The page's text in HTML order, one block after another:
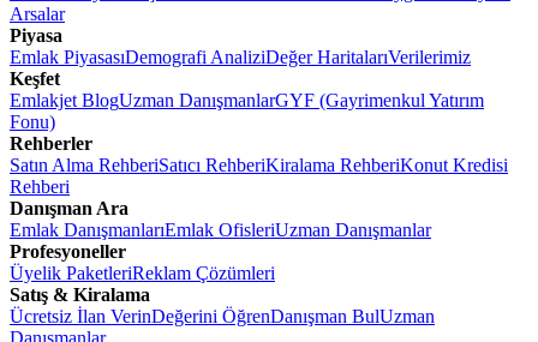
Arsalar
Piyasa
Emlak PiyasasıDemografi AnaliziDeğer HaritalarıVerilerimiz
Keşfet
Emlakjet BlogUzman DanışmanlarGYF (Gayrimenkul Yatırım
Fonu)
Rehberler
Satın Alma RehberiSatıcı RehberiKiralama RehberiKonut Kredisi
Rehberi
Danışman Ara
Emlak DanışmanlarıEmlak OfisleriUzman Danışmanlar
Profesyoneller
Üyelik PaketleriReklam Çözümleri
Satış & Kiralama
Ücretsiz İlan VerinDeğerini ÖğrenDanışman BulUzman
Danışmanlar